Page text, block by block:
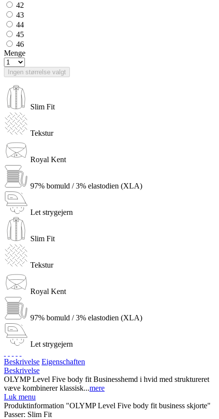
42
43
44
45
46
Menge
Ingen størrelse valgt
Slim Fit
Tekstur
Royal Kent
97% bomuld / 3% elastodien (XLA)
Let strygejern
Slim Fit
Tekstur
Royal Kent
97% bomuld / 3% elastodien (XLA)
Let strygejern
Beskrivelse Eigenschaften
Beskrivelse
OLYMP Level Five body fit Businesshemd i hvid med struktureret
væve kombinerer klassisk...mere
Luk menu
Produktinformation "OLYMP Level Five body fit business skjorte"
Passer: Slim Fit